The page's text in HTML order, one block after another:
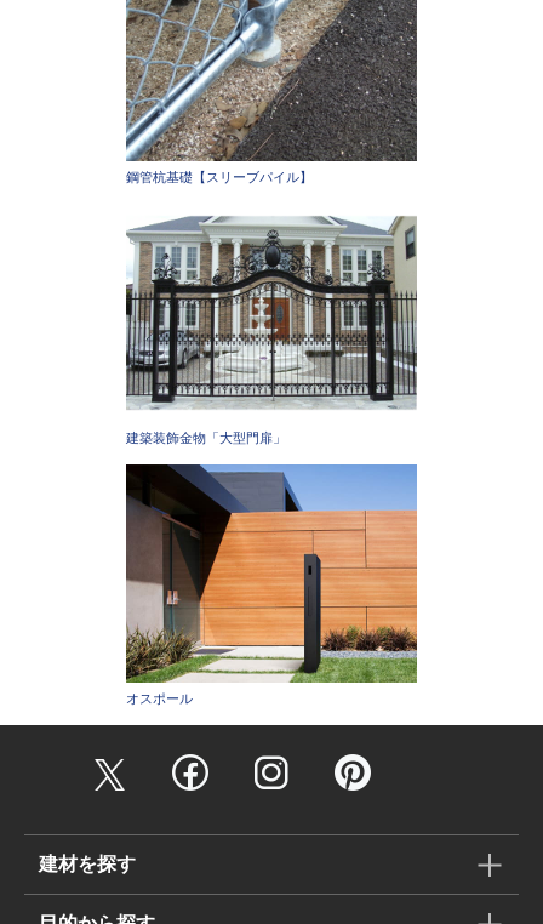
鋼管杭基礎【スリーブパイル】
建築装飾金物「大型門扉」
オスポール
建材を探す